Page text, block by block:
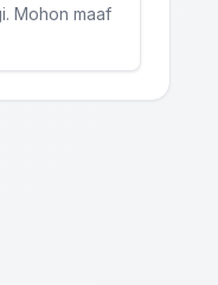
Mohon maaf